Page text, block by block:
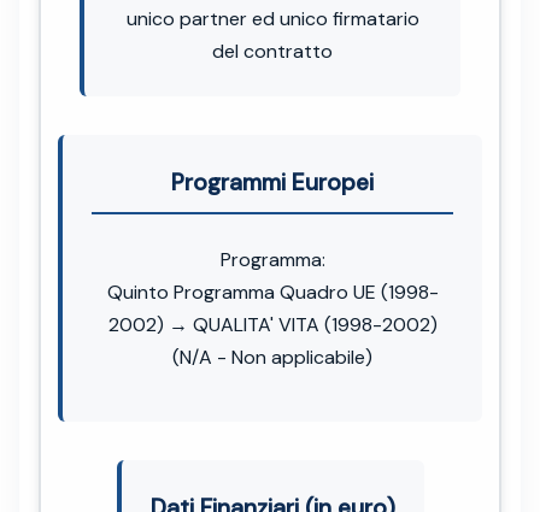
unico partner ed unico firmatario
del contratto
Programmi Europei
Programma:
Quinto Programma Quadro UE (1998-
2002) → QUALITA' VITA (1998-2002)
(N/A - Non applicabile)